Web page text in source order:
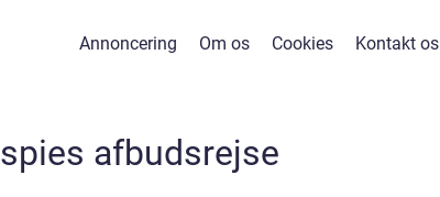
Annoncering Om os Cookies Kontakt os
spies afbudsrejse